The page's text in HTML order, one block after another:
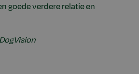
goede verdere relatie en